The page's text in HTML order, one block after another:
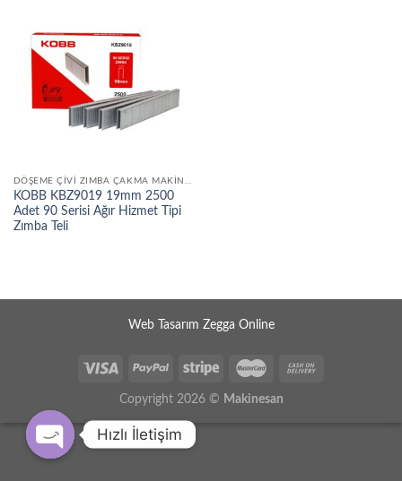
DÖŞEME ÇIVI ZIMBA ÇAKMA MAKINELERI
KOBB KBZ9019 19mm 2500
Adet 90 Serisi Ağır Hizmet Tipi
Zımba Teli
Web Tasarım Zegga Online
Copyright 2026 © Makinesan
Hızlı İletişim